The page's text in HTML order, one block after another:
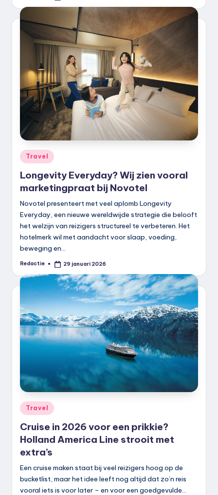
Geplaatst
in
Travel
Longevity Everyday? Wij zien vooral
marketingpraat bij Novotel
Novotel presenteert met veel aplomb Longevity
Everyday, een nieuwe wereldwijde strategie die belooft
het welzijn van reizigers structureel te verbeteren. Het
hotelmerk wil met aandacht voor slaap, voeding,
beweging en…
Geplaatst
Redactie 29 januari 2026
Geplaatst
in
Travel
Cruise in 2026 voor een prikkie?
Holland America Line strooit met
extra’s
Een cruise maken staat bij veel reizigers hoog op de
bucketlist, maar het idee leeft nog altijd dat zo’n reis
vooral iets is voor later – en voor een goedgevulde…